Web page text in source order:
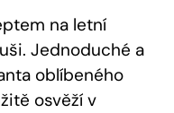
na letní
Jednoduché a
oblíbeného
osvěží v